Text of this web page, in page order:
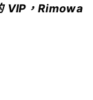
VIP， Rimowa